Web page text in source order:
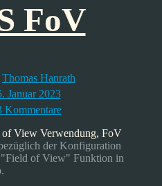
FoV
Thomas Hanrath
Januar 2023
Kommentarezu
Anleitung:
Stellarium
Mobile
PLUS
der Konfiguration
of View" Funktion in